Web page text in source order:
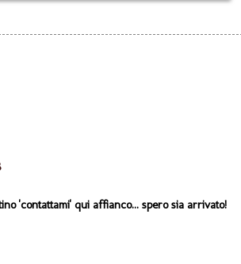
'contattami' qui affianco... spero sia arrivato!